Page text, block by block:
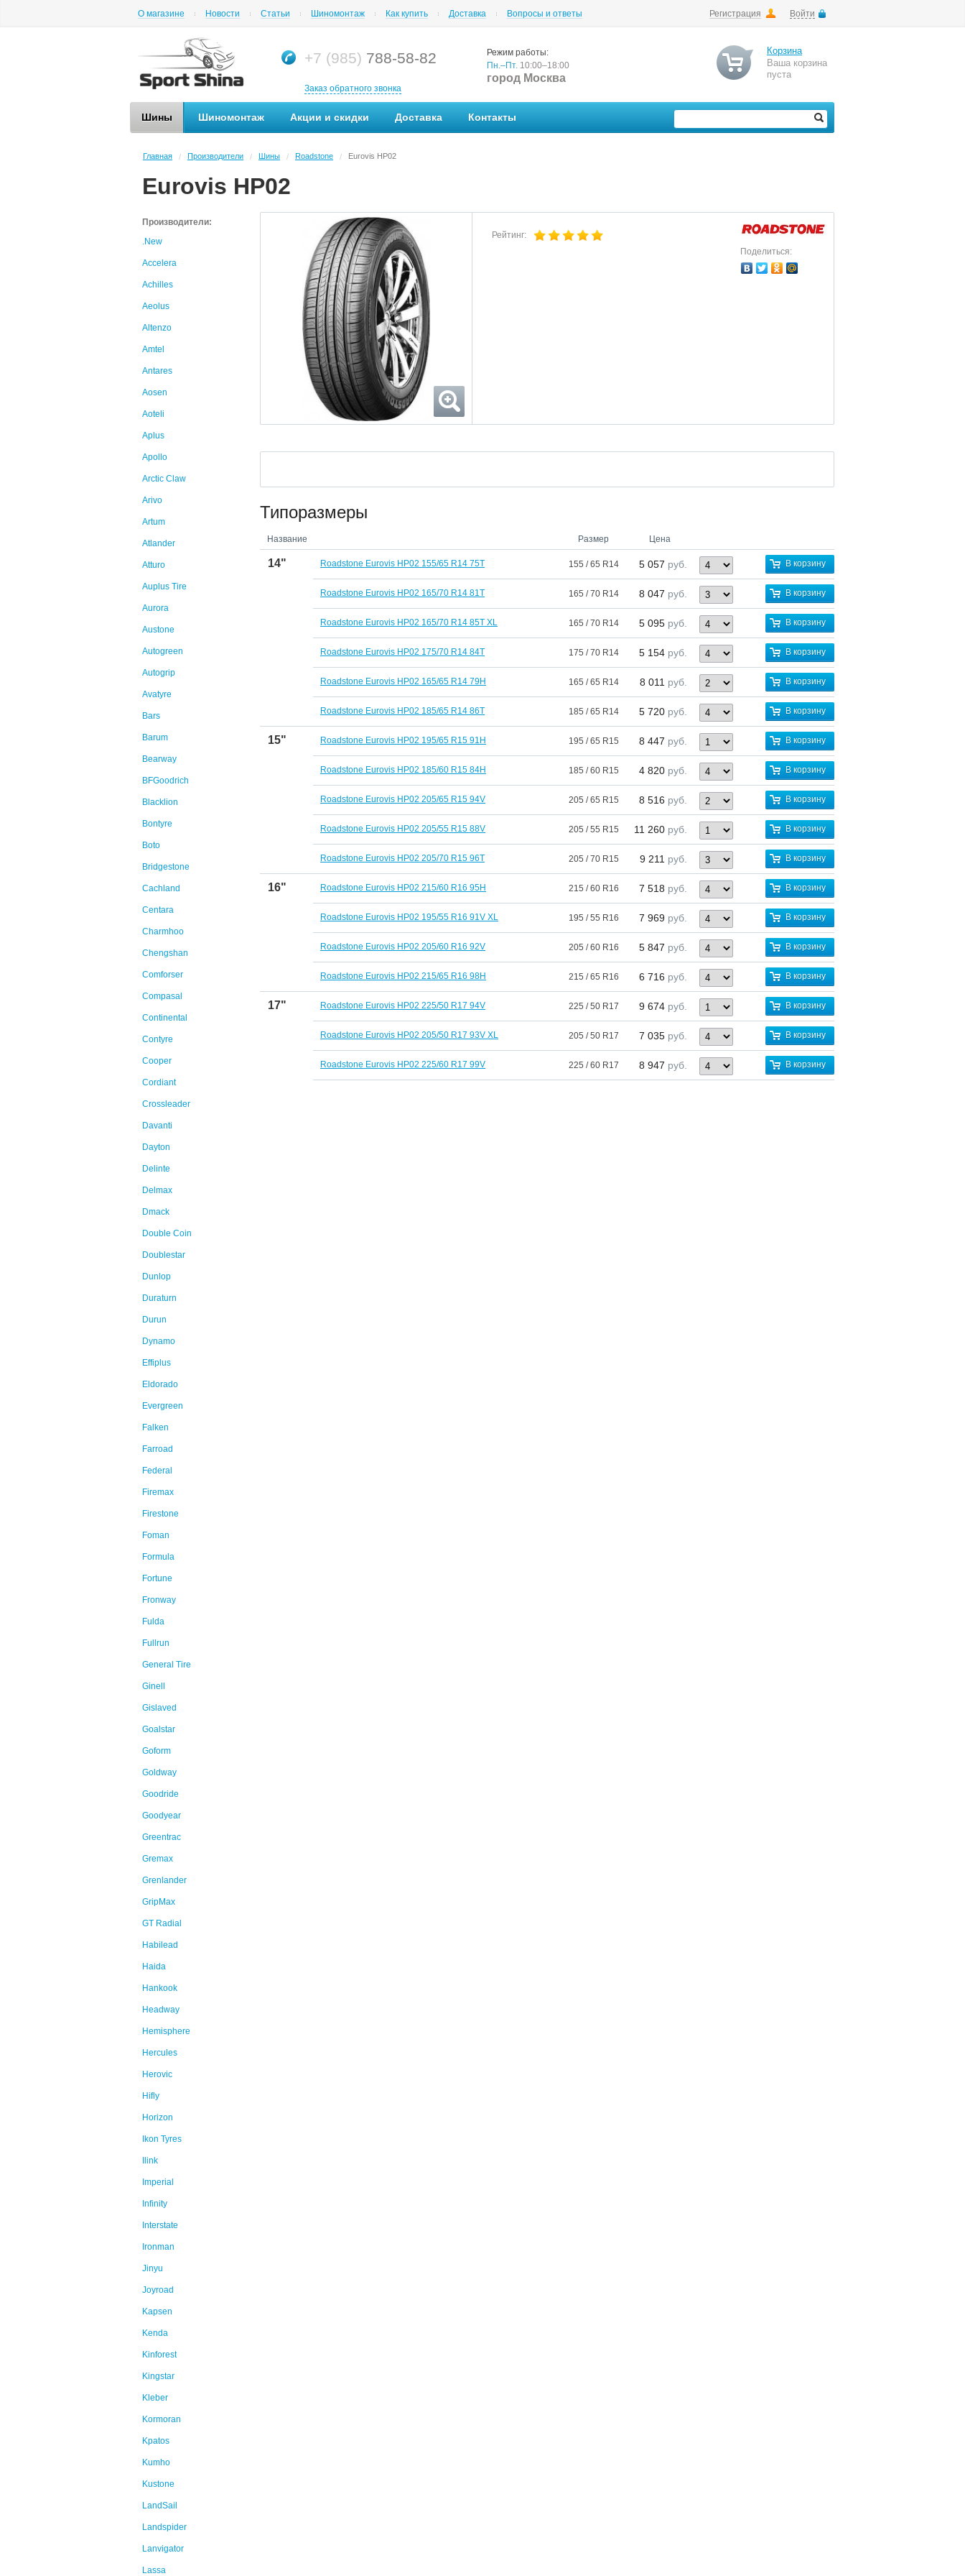
Регистрация Войти
О магазине Новости Статьи Шиномонтаж Как купить Доставка Вопросы и ответы
+7 (985) 788-58-82
Заказ обратного звонка
Режим работы:
Пн.–Пт. 10:00–18:00
город Москва
Корзина
Ваша корзина
пуста
Шины Шиномонтаж Акции и скидки Доставка Контакты
Главная / Производители / Шины / Roadstone / Eurovis HP02
Eurovis HP02
Производители:
.New
Accelera
Achilles
Aeolus
Altenzo
Amtel
Antares
Aosen
Aoteli
Aplus
Apollo
Arctic Claw
Arivo
Artum
Atlander
Atturo
Auplus Tire
Aurora
Austone
Autogreen
Autogrip
Avatyre
Bars
Barum
Bearway
BFGoodrich
Blacklion
Bontyre
Boto
Bridgestone
Cachland
Centara
Charmhoo
Chengshan
Comforser
Compasal
Continental
Contyre
Cooper
Cordiant
Crossleader
Davanti
Dayton
Delinte
Delmax
Dmack
Double Coin
Doublestar
Dunlop
Duraturn
Durun
Dynamo
Effiplus
Eldorado
Evergreen
Falken
Farroad
Federal
Firemax
Firestone
Foman
Formula
Fortune
Fronway
Fulda
Fullrun
General Tire
Ginell
Gislaved
Goalstar
Goform
Goldway
Goodride
Goodyear
Greentrac
Gremax
Grenlander
GripMax
GT Radial
Habilead
Haida
Hankook
Headway
Hemisphere
Hercules
Herovic
Hifly
Horizon
Ikon Tyres
Ilink
Imperial
Infinity
Interstate
Ironman
Jinyu
Joyroad
Kapsen
Kenda
Kinforest
Kingstar
Kleber
Kormoran
Kpatos
Kumho
Kustone
LandSail
Landspider
Lanvigator
Lassa
Рейтинг:
Поделиться:
Типоразмеры
Название Размер Цена
14" Roadstone Eurovis HP02 155/65 R14 75T 155 / 65 R14 5 057 руб. В корзину
Roadstone Eurovis HP02 165/70 R14 81T 165 / 70 R14 8 047 руб. В корзину
Roadstone Eurovis HP02 165/70 R14 85T XL 165 / 70 R14 5 095 руб. В корзину
Roadstone Eurovis HP02 175/70 R14 84T 175 / 70 R14 5 154 руб. В корзину
Roadstone Eurovis HP02 165/65 R14 79H 165 / 65 R14 8 011 руб. В корзину
Roadstone Eurovis HP02 185/65 R14 86T 185 / 65 R14 5 720 руб. В корзину
15" Roadstone Eurovis HP02 195/65 R15 91H 195 / 65 R15 8 447 руб. В корзину
Roadstone Eurovis HP02 185/60 R15 84H 185 / 60 R15 4 820 руб. В корзину
Roadstone Eurovis HP02 205/65 R15 94V 205 / 65 R15 8 516 руб. В корзину
Roadstone Eurovis HP02 205/55 R15 88V 205 / 55 R15 11 260 руб. В корзину
Roadstone Eurovis HP02 205/70 R15 96T 205 / 70 R15 9 211 руб. В корзину
16" Roadstone Eurovis HP02 215/60 R16 95H 215 / 60 R16 7 518 руб. В корзину
Roadstone Eurovis HP02 195/55 R16 91V XL 195 / 55 R16 7 969 руб. В корзину
Roadstone Eurovis HP02 205/60 R16 92V 205 / 60 R16 5 847 руб. В корзину
Roadstone Eurovis HP02 215/65 R16 98H 215 / 65 R16 6 716 руб. В корзину
17" Roadstone Eurovis HP02 225/50 R17 94V 225 / 50 R17 9 674 руб. В корзину
Roadstone Eurovis HP02 205/50 R17 93V XL 205 / 50 R17 7 035 руб. В корзину
Roadstone Eurovis HP02 225/60 R17 99V 225 / 60 R17 8 947 руб. В корзину